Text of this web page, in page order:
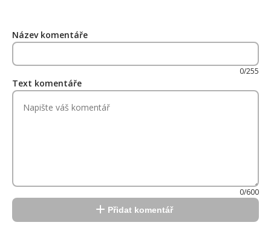
Název komentáře
0/255
Text komentáře
0/600
Přidat komentář